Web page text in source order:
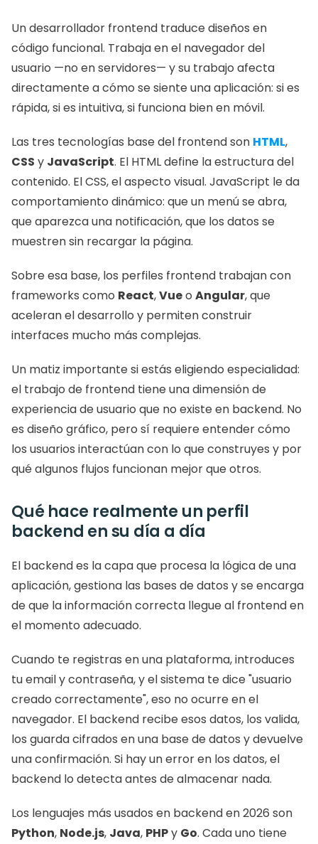
Un desarrollador frontend traduce diseños en
código funcional. Trabaja en el navegador del
usuario —no en servidores— y su trabajo afecta
directamente a cómo se siente una aplicación: si es
rápida, si es intuitiva, si funciona bien en móvil.
Las tres tecnologías base del frontend son HTML
CSS y JavaScript. El HTML define la estructura del
contenido. El CSS, el aspecto visual. JavaScript le da
comportamiento dinámico: que un menú se abra,
que aparezca una notificación, que los datos se
muestren sin recargar la página.
Sobre esa base, los perfiles frontend trabajan con
frameworks como React, Vue o Angular, que
aceleran el desarrollo y permiten construir
interfaces mucho más complejas.
Un matiz importante si estás eligiendo especialidad:
el trabajo de frontend tiene una dimensión de
experiencia de usuario que no existe en backend. No
es diseño gráfico, pero sí requiere entender cómo
los usuarios interactúan con lo que construyes y por
qué algunos flujos funcionan mejor que otros.
Qué hace realmente un perfil
backend en su día a día
El backend es la capa que procesa la lógica de una
aplicación, gestiona las bases de datos y se encarga
de que la información correcta llegue al frontend en
el momento adecuado.
Cuando te registras en una plataforma, introduces
tu email y contraseña, y el sistema te dice "usuario
creado correctamente", eso no ocurre en el
navegador. El backend recibe esos datos, los valida,
los guarda cifrados en una base de datos y devuelve
una confirmación. Si hay un error en los datos, el
backend lo detecta antes de almacenar nada.
Python, Node.js, Java, PHP y Go. Cada uno tiene